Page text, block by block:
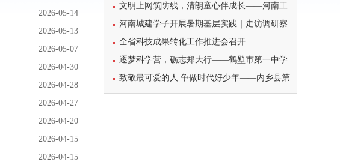
暑期三下乡心理健康宣讲活动
文明上网筑防线，清朗童心伴成长——河南工
业大学北斗星筑梦志愿服务团队开展科普主题实
践课堂
河南城建学子开展暑期基层实践｜走访调研察
民情，反诈宣传护平安
全省科技成果转化工作推进会召开
逐梦科学营，砺志郑大行——鹤壁市第一中学
学子参加2026年郑州大学高校科学营研学之旅纪
实
致敬最可爱的人 争做时代好少年——内乡县第
一小学开展暑期“八一”建军节主题实践活动
2026-05-14
2026-05-13
2026-05-07
2026-04-30
2026-04-28
2026-04-27
2026-04-20
2026-04-15
2026-04-15